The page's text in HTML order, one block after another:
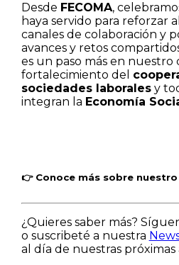
Desde FECOMA,
haya servido para reforzar
canales de colaboración y
avances y retos
es un paso más en nuestro
fortalecimiento del
sociedades laboralesy
integran la Economía
👉 Conoce más sobre
¿Quieres saber más?
o suscribeté a nuestra
al día de nuestras próximas